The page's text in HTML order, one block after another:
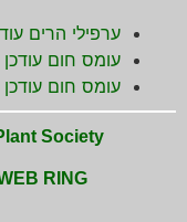
ערפילי הרים עודכן ב-
עומס חום עודכן ב-05/08
עומס חום עודכן ב-05/08
Society
RING